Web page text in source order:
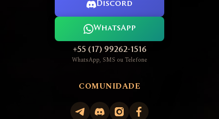
Discord
WhatsApp
+55 (17) 99262-1516
WhatsApp, SMS ou Telefone
COMUNIDADE